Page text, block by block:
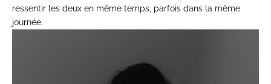
ressentir les deux en même temps, parfois dans la même
journée.